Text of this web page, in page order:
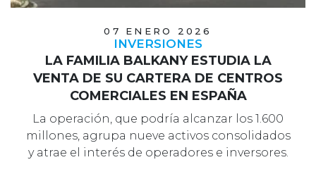
07 ENERO 2026
INVERSIONES
LA FAMILIA BALKANY ESTUDIA LA
VENTA DE SU CARTERA DE CENTROS
COMERCIALES EN ESPAÑA
La operación, que podría alcanzar los 1.600
millones, agrupa nueve activos consolidados
y atrae el interés de operadores e inversores.